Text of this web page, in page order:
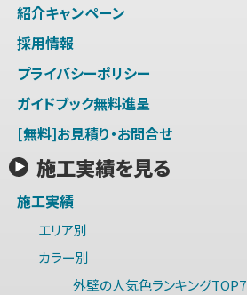
紹介キャンペーン
採用情報
プライバシーポリシー
ガイドブック無料進呈
[無料]お見積り・お問合せ
施工実績を見る
施工実績
エリア別
カラー別
外壁の人気色ランキングTOP7